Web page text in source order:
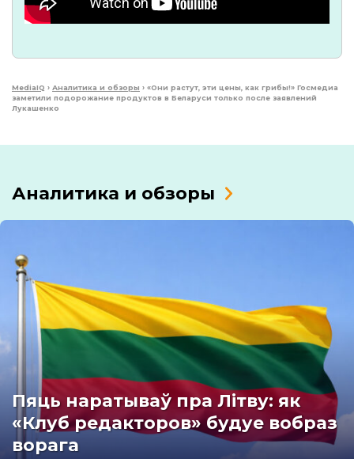
MediaIQ › Аналитика и обзоры › «Они растут, эти цены, как грибы!» Госмедиа
заметили подорожание продуктов в Беларуси только после заявлений
Лукашенко
Аналитика и обзоры
Пяць наратываў пра Літву: як
«Клуб редакторов» будуе вобраз
ворага